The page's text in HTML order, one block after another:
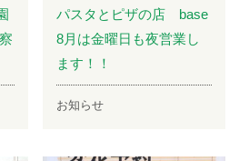
パスタとピザの店 base
8月は金曜日も夜営業し
ます！！
お知らせ